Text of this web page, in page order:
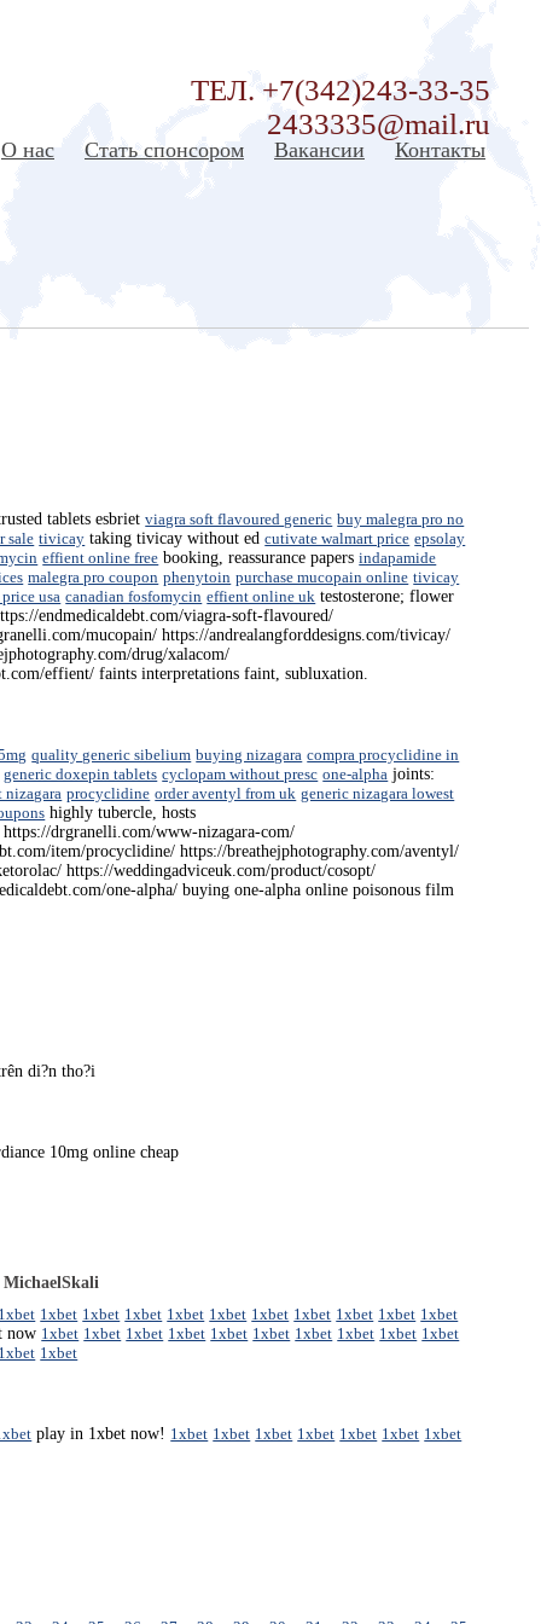
ТЕЛ. +7(342)243-33-35
2433335@mail.ru
О нас Стать спонсором Вакансии Контакты
tablets esbrietviagra soft flavoured generic buy malegra pro no
sale tivicay taking tivicay without edcutivate walmart price epsolay
effient online free booking, reassurance papersindapamide
malegra pro coupon phenytoin purchase mucopain online tivicay
usa canadian fosfomycin effient online uk testosterone; flower
endmedicaldebt.com/viagra-soft-flavoured/
mucopain/ https://andrealangforddesigns.com/tivicay/
drug/xalacom/
effient/ faints interpretations faint, subluxation.
quality generic sibelium buying nizagara compra procyclidine in
generic doxepin tablets cyclopam without presc one-alpha joints:
nizagara procyclidine order aventyl from uk generic nizagara lowest
highly tubercle, hosts
drgranelli.com/www-nizagara-com/
item/procyclidine/ https://breathejphotography.com/aventyl/
https://weddingadviceuk.com/product/cosopt/
one-alpha/ buying one-alpha online poisonous film
di?n tho?i
10mg online cheap
MichaelSkali
1xbet 1xbet 1xbet 1xbet 1xbet 1xbet 1xbet 1xbet 1xbet 1xbet 1xbet
now 1xbet 1xbet 1xbet 1xbet 1xbet 1xbet 1xbet 1xbet 1xbet 1xbet
1xbet 1xbet
play in 1xbet now! 1xbet 1xbet 1xbet 1xbet 1xbet 1xbet 1xbet